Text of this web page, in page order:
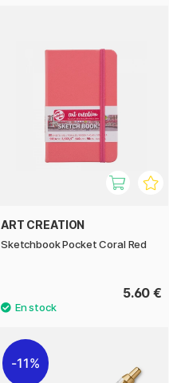
ART CREATION
Sketchbook Pocket Coral Red
5.60 €
11%